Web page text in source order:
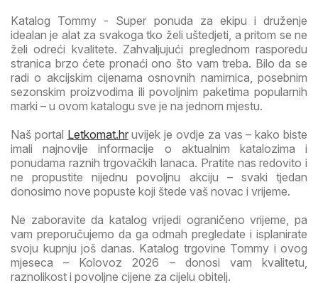
Katalog Tommy - Super ponuda za ekipu i druženje
idealan je alat za svakoga tko želi uštedjeti, a pritom se ne
želi odreći kvalitete. Zahvaljujući preglednom rasporedu
stranica brzo ćete pronaći ono što vam treba. Bilo da se
radi o akcijskim cijenama osnovnih namirnica, posebnim
sezonskim proizvodima ili povoljnim paketima popularnih
marki – u ovom katalogu sve je na jednom mjestu.
Naš portal Letkomat.hruvijek je ovdje za vas – kako biste
imali najnovije informacije o aktualnim katalozima i
ponudama raznih trgovačkih lanaca. Pratite nas redovito i
ne propustite nijednu povoljnu akciju – svaki tjedan
donosimo nove popuste koji štede vaš novac i vrijeme.
Ne zaboravite da katalog vrijedi ograničeno vrijeme, pa
vam preporučujemo da ga odmah pregledate i isplanirate
svoju kupnju još danas. Katalog trgovine Tommy i ovog
mjeseca – Kolovoz 2026 – donosi vam kvalitetu,
raznolikost i povoljne cijene za cijelu obitelj.